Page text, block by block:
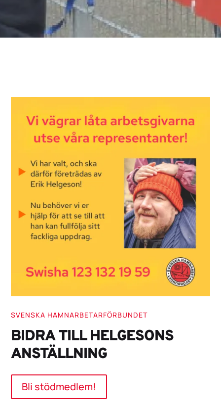
SVENSKA HAMNARBETARFÖRBUNDET
BIDRA TILL HELGESONS
ANSTÄLLNING
Bli stödmedlem!